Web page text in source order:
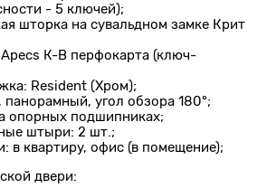
- 5 ключей);
шторка на сувальдном замке Крит
К-В перфокарта (ключ-
Resident (Хром);
панорамный, угол обзора 180°;
опорных подшипниках;
штыри: 2 шт.;
в квартиру, офис (в помещение);
двери: